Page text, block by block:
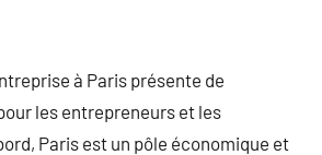
à Paris présente de
les entrepreneurs et les
Paris est un pôle économique et